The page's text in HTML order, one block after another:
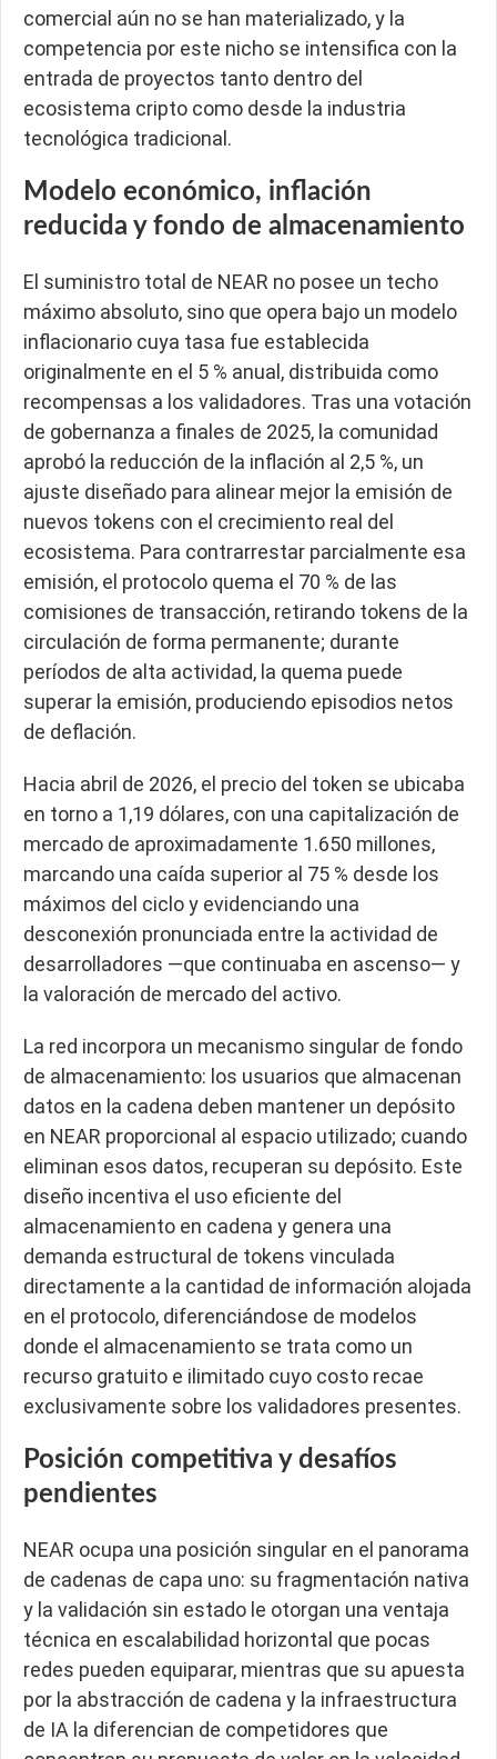
comercial aún no se han materializado, y la
competencia por este nicho se intensifica con la
entrada de proyectos tanto dentro del
ecosistema cripto como desde la industria
tecnológica tradicional.
Modelo económico, inflación
reducida y fondo de almacenamiento
El suministro total de NEAR no posee un techo
máximo absoluto, sino que opera bajo un modelo
inflacionario cuya tasa fue establecida
originalmente en el 5 % anual, distribuida como
recompensas a los validadores. Tras una votación
de gobernanza a finales de 2025, la comunidad
aprobó la reducción de la inflación al 2,5 %, un
ajuste diseñado para alinear mejor la emisión de
nuevos tokens con el crecimiento real del
ecosistema. Para contrarrestar parcialmente esa
emisión, el protocolo quema el 70 % de las
comisiones de transacción, retirando tokens de la
circulación de forma permanente; durante
períodos de alta actividad, la quema puede
superar la emisión, produciendo episodios netos
de deflación.
Hacia abril de 2026, el precio del token se ubicaba
en torno a 1,19 dólares, con una capitalización de
mercado de aproximadamente 1.650 millones,
marcando una caída superior al 75 % desde los
máximos del ciclo y evidenciando una
desconexión pronunciada entre la actividad de
desarrolladores —que continuaba en ascenso— y
la valoración de mercado del activo.
La red incorpora un mecanismo singular de fondo
de almacenamiento: los usuarios que almacenan
datos en la cadena deben mantener un depósito
en NEAR proporcional al espacio utilizado; cuando
eliminan esos datos, recuperan su depósito. Este
diseño incentiva el uso eficiente del
almacenamiento en cadena y genera una
demanda estructural de tokens vinculada
directamente a la cantidad de información alojada
en el protocolo, diferenciándose de modelos
donde el almacenamiento se trata como un
recurso gratuito e ilimitado cuyo costo recae
exclusivamente sobre los validadores presentes.
Posición competitiva y desafíos
pendientes
NEAR ocupa una posición singular en el panorama
de cadenas de capa uno: su fragmentación nativa
y la validación sin estado le otorgan una ventaja
técnica en escalabilidad horizontal que pocas
redes pueden equiparar, mientras que su apuesta
por la abstracción de cadena y la infraestructura
de IA la diferencian de competidores que